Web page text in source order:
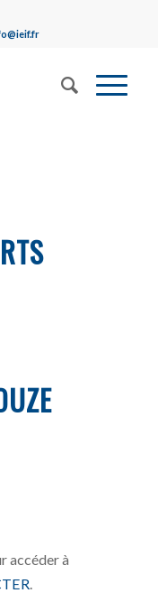
accéder à